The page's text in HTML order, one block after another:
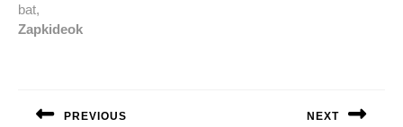
bat,
Zapkideok
PREVIOUS NEXT